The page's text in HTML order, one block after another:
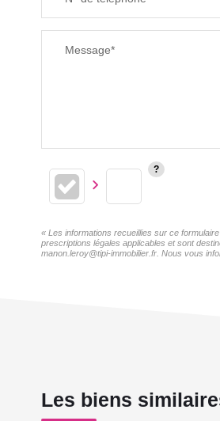
Message*
« Les informations recueillies sur ce
prescriptions légales applicables et sont
manon.leroy@tipi-immobilier.fr. Nous vous
Les biens